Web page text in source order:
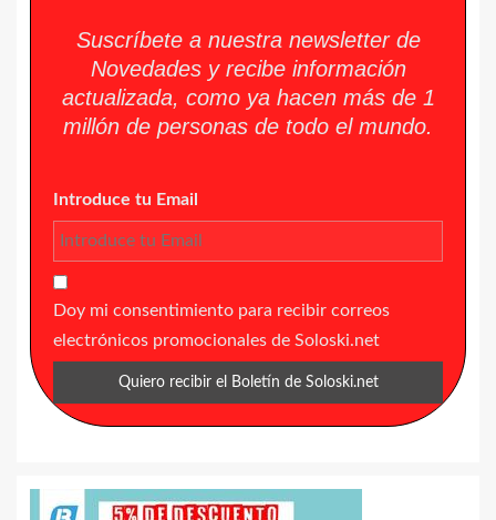
Suscríbete a nuestra newsletter de
Novedades y recibe información
actualizada, como ya hacen más de 1
millón de personas de todo el mundo.
Introduce tu Email
Doy mi consentimiento para recibir correos
electrónicos promocionales de Soloski.net